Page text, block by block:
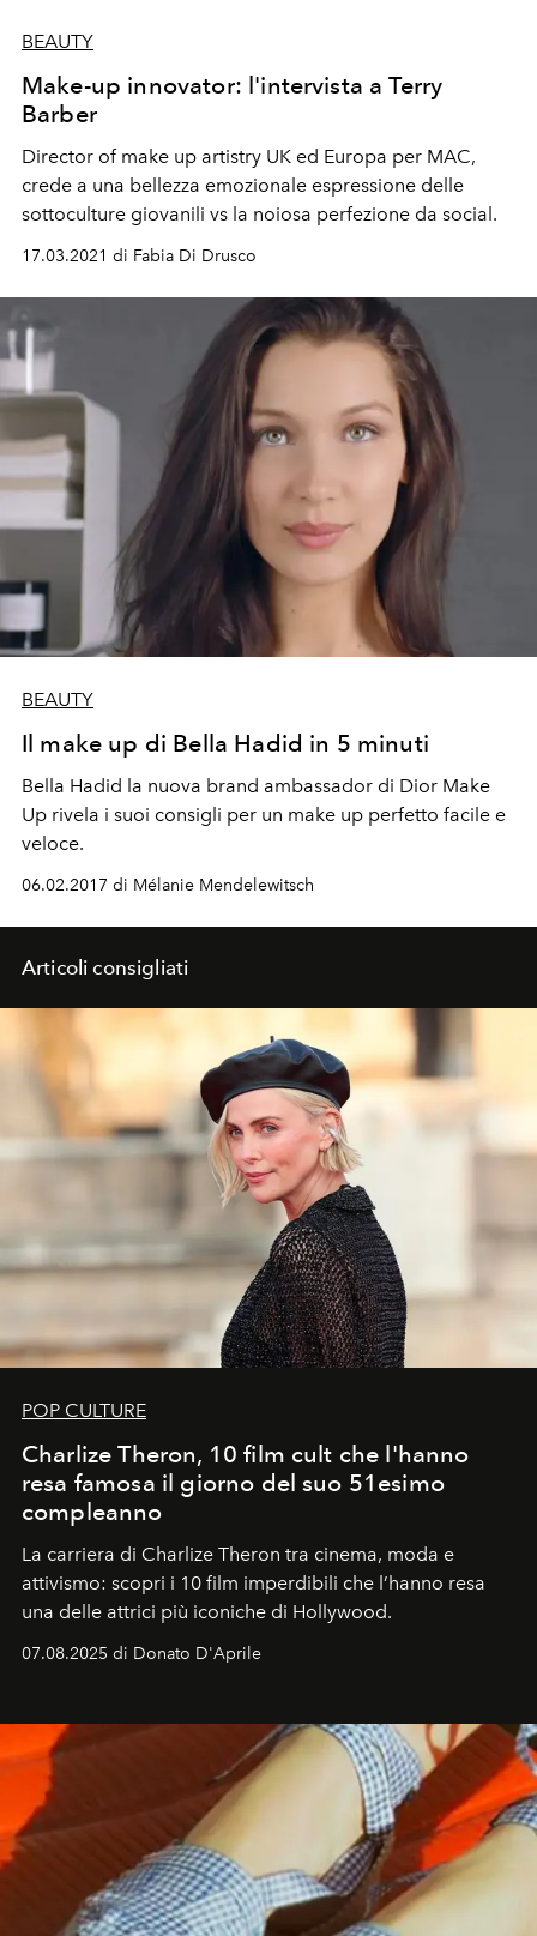
BEAUTY
Make-up innovator: l'intervista a Terry
Barber
Director of make up artistry UK ed Europa per MAC,
crede a una bellezza emozionale espressione delle
sottoculture giovanili vs la noiosa perfezione da social.
17.03.2021 di Fabia Di Drusco
BEAUTY
Il make up di Bella Hadid in 5 minuti
Bella Hadid la nuova brand ambassador di Dior Make
Up rivela i suoi consigli per un make up perfetto facile e
veloce.
06.02.2017 di Mélanie Mendelewitsch
Articoli consigliati
POP CULTURE
Charlize Theron, 10 film cult che l'hanno
resa famosa il giorno del suo 51esimo
compleanno
La carriera di Charlize Theron tra cinema, moda e
attivismo: scopri i 10 film imperdibili che l’hanno resa
una delle attrici più iconiche di Hollywood.
07.08.2025 di Donato D'Aprile